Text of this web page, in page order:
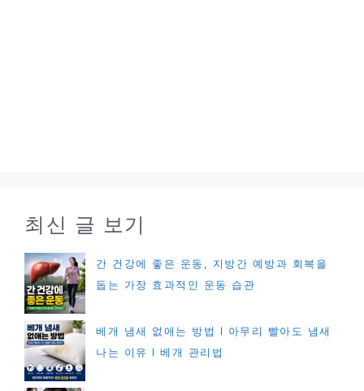
최신 글 보기
간 건강에 좋은 운동, 지방간 예방과 회복을
돕는 가장 효과적인 운동 습관
베개 냄새 없애는 방법 l 아무리 빨아도 냄새
나는 이유 l 베개 관리법